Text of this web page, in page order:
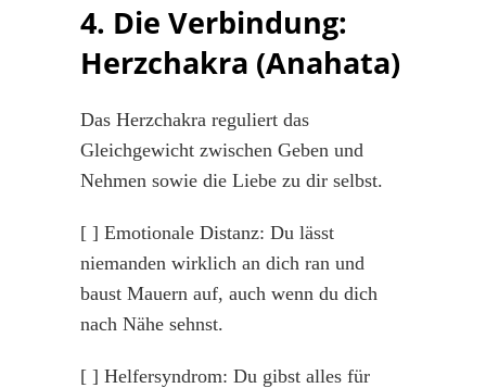
4. Die Verbindung:
Herzchakra (Anahata)
Das Herzchakra reguliert das
Gleichgewicht zwischen Geben und
Nehmen sowie die Liebe zu dir selbst.
[ ] Emotionale Distanz: Du lässt
niemanden wirklich an dich ran und
baust Mauern auf, auch wenn du dich
nach Nähe sehnst.
[ ] Helfersyndrom: Du gibst alles für